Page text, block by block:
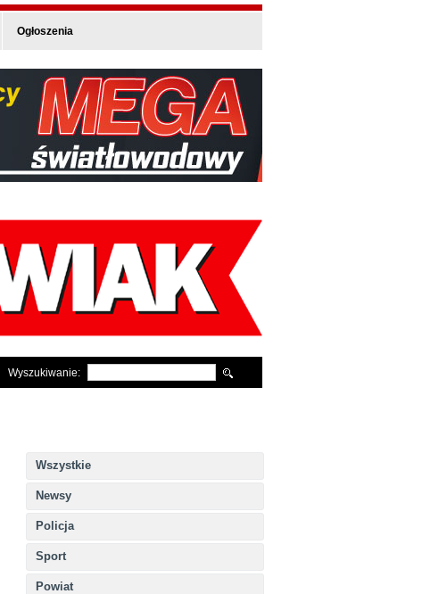
Ogłoszenia
Wyszukiwanie:
Wszystkie
Newsy
Policja
Sport
Powiat